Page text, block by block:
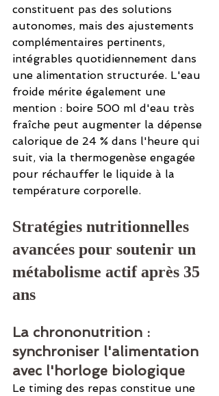
constituent pas des solutions
autonomes, mais des ajustements
complémentaires pertinents,
intégrables quotidiennement dans
une alimentation structurée. L'eau
froide mérite également une
mention : boire 500 ml d'eau très
fraîche peut augmenter la dépense
calorique de 24 % dans l'heure qui
suit, via la thermogenèse engagée
pour réchauffer le liquide à la
température corporelle.
Stratégies nutritionnelles
avancées pour soutenir un
métabolisme actif après 35
ans
La chrononutrition :
synchroniser l'alimentation
avec l'horloge biologique
Le timing des repas constitue une